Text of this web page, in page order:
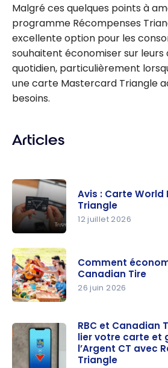
Malgré ces quelques points à
programme Récompenses
excellente option pour les
souhaitent économiser sur leurs
quotidien, particulièrement
une carte Mastercard Triangle
besoins.
Articles
World Elite
Mastercar
d Triangle
Avis : Carte
Triangle
12 juillet 2026
économise
r chez
Canadian
Comment
Canadian Tire
26 juin 2026
RBC et Canadian
lier votre carte et
l’Argent CT avec
Triangle